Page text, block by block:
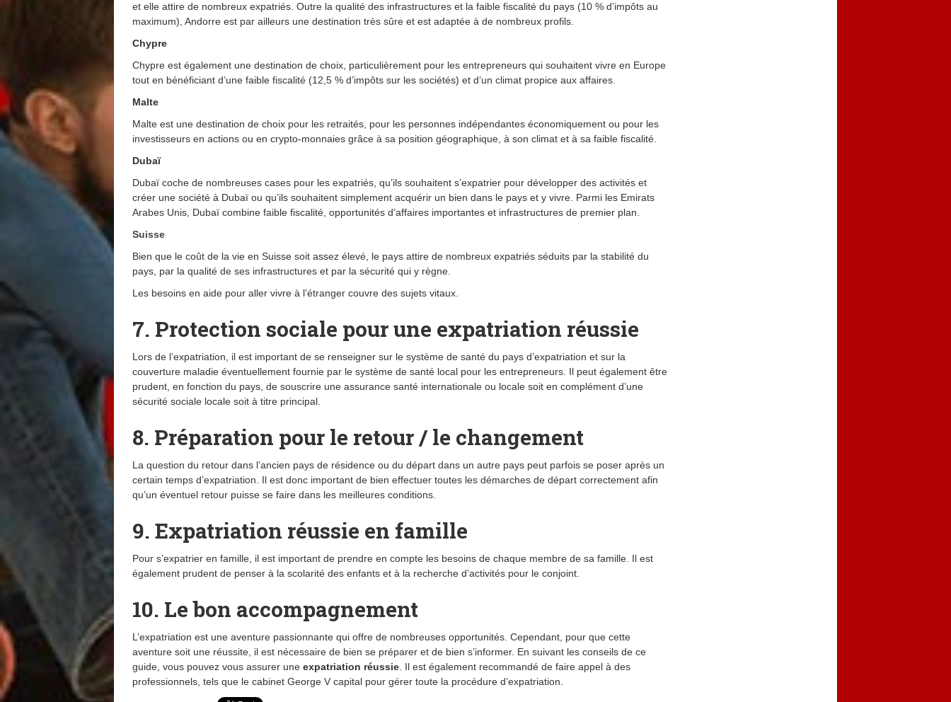
et elle attire de nombreux expatriés. Outre la qualité des infrastructures et la faible fiscalité du pays (10 % d’impôts au
maximum), Andorre est par ailleurs une destination très sûre et est adaptée à de nombreux profils.
Chypre
Chypre est également une destination de choix, particulièrement pour les entrepreneurs qui souhaitent vivre en Europe
tout en bénéficiant d’une faible fiscalité (12,5 % d’impôts sur les sociétés) et d’un climat propice aux affaires.
Malte
Malte est une destination de choix pour les retraités, pour les personnes indépendantes économiquement ou pour les
investisseurs en actions ou en crypto-monnaies grâce à sa position géographique, à son climat et à sa faible fiscalité.
Dubaï
Dubaï coche de nombreuses cases pour les expatriés, qu’ils souhaitent s’expatrier pour développer des activités et
créer une société à Dubaï ou qu’ils souhaitent simplement acquérir un bien dans le pays et y vivre. Parmi les Emirats
Arabes Unis, Dubaï combine faible fiscalité, opportunités d’affaires importantes et infrastructures de premier plan.
Suisse
Bien que le coût de la vie en Suisse soit assez élevé, le pays attire de nombreux expatriés séduits par la stabilité du
pays, par la qualité de ses infrastructures et par la sécurité qui y règne.
Les besoins en aide pour aller vivre à l’étranger couvre des sujets vitaux.
7. Protection sociale pour une expatriation réussie
Lors de l’expatriation, il est important de se renseigner sur le système de santé du pays d’expatriation et sur la
couverture maladie éventuellement fournie par le système de santé local pour les entrepreneurs. Il peut également être
prudent, en fonction du pays, de souscrire une assurance santé internationale ou locale soit en complément d’une
sécurité sociale locale soit à titre principal.
8. Préparation pour le retour / le changement
La question du retour dans l’ancien pays de résidence ou du départ dans un autre pays peut parfois se poser après un
certain temps d’expatriation. Il est donc important de bien effectuer toutes les démarches de départ correctement afin
qu’un éventuel retour puisse se faire dans les meilleures conditions.
9. Expatriation réussie en famille
Pour s’expatrier en famille, il est important de prendre en compte les besoins de chaque membre de sa famille. Il est
également prudent de penser à la scolarité des enfants et à la recherche d’activités pour le conjoint.
10. Le bon accompagnement
L’expatriation est une aventure passionnante qui offre de nombreuses opportunités. Cependant, pour que cette
aventure soit une réussite, il est nécessaire de bien se préparer et de bien s’informer. En suivant les conseils de ce
guide, vous pouvez vous assurer une expatriation réussie. Il est également recommandé de faire appel à des
professionnels, tels que le cabinet George V capital pour gérer toute la procédure d’expatriation.